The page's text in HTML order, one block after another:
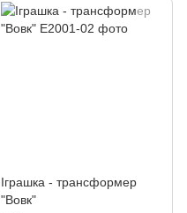
Іграшка - трансформер
"Вовк"